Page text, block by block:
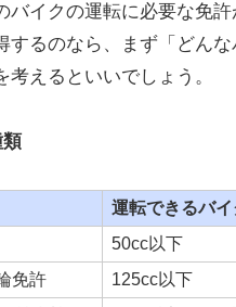
バイクの運転に必要な免許
するのなら、まず「どん
えるといいでしょう。
運転できるバ
50cc以下
免許
125cc以下